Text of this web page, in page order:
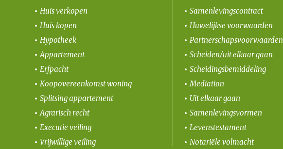
Huis verkopen
Huis kopen
Hypotheek
Appartement
Erfpacht
Koopovereenkomst woning
Splitsing appartement
Agrarisch recht
Executie veiling
Vrijwillige veiling
Samenlevingscontract
Huwelijkse voorwaarden
Partnerschapsvoorwaarden
Scheiden/uit elkaar gaan
Scheidingsbemiddeling
Mediation
Uit elkaar gaan
Samenlevingsvormen
Levenstestament
Notariële volmacht